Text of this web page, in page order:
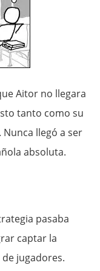
Aitor no llegara
tanto como su
llegó a ser
absoluta.
pasaba
captar la
jugadores.